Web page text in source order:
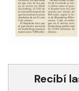
Recibí